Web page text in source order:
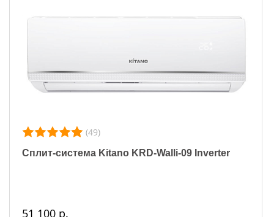
(49)
Сплит-система Kitano KRD-Walli-09 Inverter
51 100 р.